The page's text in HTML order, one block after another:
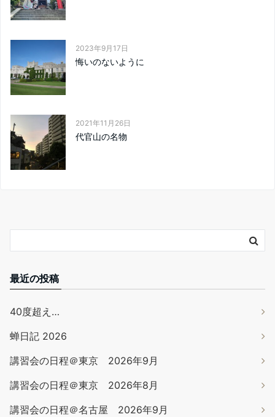
2023年9月17日
悔いのないように
2021年11月26日
代官山の名物
最近の投稿
40度超え…
蝉日記 2026
講習会の日程＠東京 2026年9月
講習会の日程＠東京 2026年8月
講習会の日程＠名古屋 2026年9月